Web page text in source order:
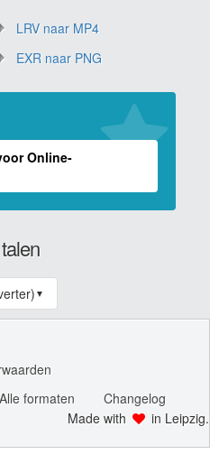
LRV naar MP4
EXR naar PNG
Online-
▼
Alle formaten
Changelog
Made with
in Leipzig.